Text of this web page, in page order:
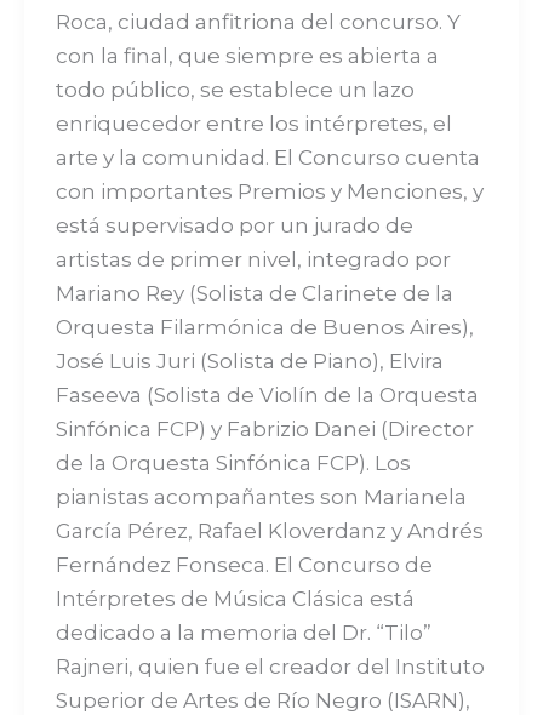
Roca, ciudad anfitriona del concurso. Y
con la final, que siempre es abierta a
todo público, se establece un lazo
enriquecedor entre los intérpretes, el
arte y la comunidad. El Concurso cuenta
con importantes Premios y Menciones, y
está supervisado por un jurado de
artistas de primer nivel, integrado por
Mariano Rey (Solista de Clarinete de la
Orquesta Filarmónica de Buenos Aires),
José Luis Juri (Solista de Piano), Elvira
Faseeva (Solista de Violín de la Orquesta
Sinfónica FCP) y Fabrizio Danei (Director
de la Orquesta Sinfónica FCP). Los
pianistas acompañantes son Marianela
García Pérez, Rafael Kloverdanz y Andrés
Fernández Fonseca. El Concurso de
Intérpretes de Música Clásica está
dedicado a la memoria del Dr. “Tilo”
Rajneri, quien fue el creador del Instituto
Superior de Artes de Río Negro (ISARN),